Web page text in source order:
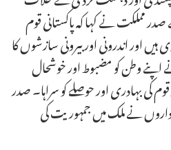
مملکت نے کہا کہ پاکستانی قوم
اور اندرونی اور بیرونی سازشوں کا
وطن کو مضبوط اور خوشحال
کی بہادری اور حوصلے کو سراہا۔ صدر
نے ملک میں جمہوریت کی